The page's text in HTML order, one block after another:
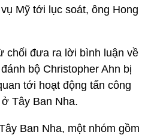
Mỹ tới lục soát, ông Hong
chối đưa ra lời bình luận về
bộ Christopher Ahn bị
tới hoạt động tấn công
Tây Ban Nha.
Ban Nha, một nhóm gồm